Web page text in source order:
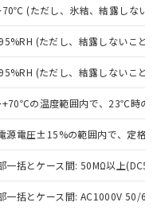
(ただし、氷結、結露しないこ
(ただし、結露しないこと)
(ただし、結露しないこと)
+70℃の温度範囲内で、23℃時の
源電圧±15%の範囲内で、定格
一括とケース間: 50MΩ以上
一括とケース間: AC1000V 50/
き、同意のうえ
制御機器事業取扱
ただくもので
商品の中には、
となる商品もある
。
価格照会結果は、
令（10物質）の
対応品を出す予
令（10物質）の
または確認中の
ど無形物で、有
品です。
含有部品として
した場合などや
ります。
率が中国RoHSの
します。
率が中国RoHSの
示します。
販売部門へお問
製品のうち、外国
法に定める商品
という）を輸出